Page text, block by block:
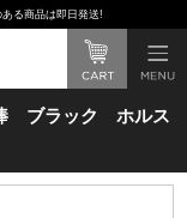
る商品は即日発送!
ブラック ホルス